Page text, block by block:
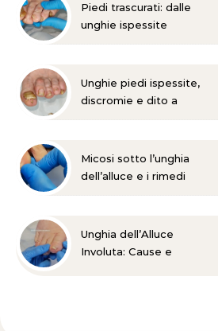
Piedi trascurati: dalle
unghie ispessite
Unghie piedi ispessite,
discromie e dito a
Micosi sotto l’unghia
dell’alluce e i rimedi
Unghia dell’Alluce
Involuta: Cause e